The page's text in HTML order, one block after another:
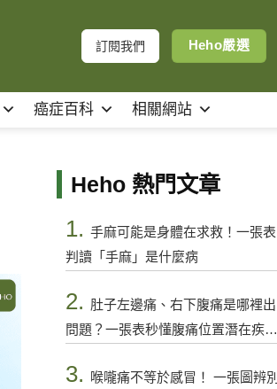
訂閱我們 Heho嚴選
癌症百科 相關網站
Heho 熱門文章
1. 手麻可能是身體在求救！一張表
判讀「手麻」是什麼病
2. 肚子左邊痛、右下腹痛是哪裡出
問題？一張表秒懂腹痛位置潛在疾病
3.
喉嚨痛不等於感冒！ 一張圖辨別